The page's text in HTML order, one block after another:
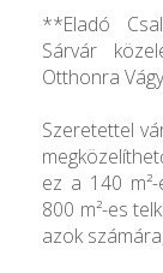
**Eladó
Sárvár
Otthonra
Szeretettel
ez a 140
800 m²-es
azok